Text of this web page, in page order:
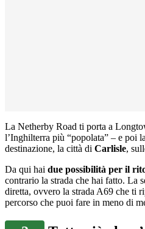
La Netherby Road ti porta a
l’Inghilterra più “popolata” – e poi
destinazione, la città di Carlisle,
Da qui hai due possibilità per il
contrario la strada che hai fatto. La
diretta, ovvero la strada A69 che ti
percorso che puoi fare in meno di